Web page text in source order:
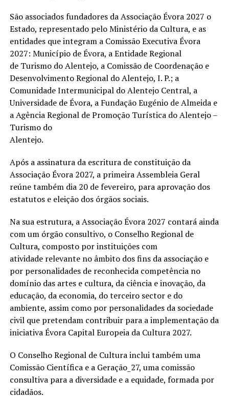
São associados fundadores da Associação Évora 2027 o
Estado, representado pelo Ministério da Cultura, e as
entidades que integram a Comissão Executiva Évora
2027: Município de Évora, a Entidade Regional
de Turismo do Alentejo, a Comissão de Coordenação e
Desenvolvimento Regional do Alentejo, I. P.; a
Comunidade Intermunicipal do Alentejo Central, a
Universidade de Évora, a Fundação Eugénio de Almeida e
a Agência Regional de Promoção Turística do Alentejo –
Turismo do
Alentejo.
Após a assinatura da escritura de constituição da
Associação Évora 2027, a primeira Assembleia Geral
reúne também dia 20 de fevereiro, para aprovação dos
estatutos e eleição dos órgãos sociais.
Na sua estrutura, a Associação Évora 2027 contará ainda
com um órgão consultivo, o Conselho Regional de
Cultura, composto por instituições com
atividade relevante no âmbito dos fins da associação e
por personalidades de reconhecida competência no
domínio das artes e cultura, da ciência e inovação, da
educação, da economia, do terceiro sector e do
ambiente, assim como por personalidades da sociedade
civil que pretendam contribuir para a implementação da
iniciativa Évora Capital Europeia da Cultura 2027.
O Conselho Regional de Cultura inclui também uma
Comissão Científica e a Geração_27, uma comissão
consultiva para a diversidade e a equidade, formada por
cidadãos.